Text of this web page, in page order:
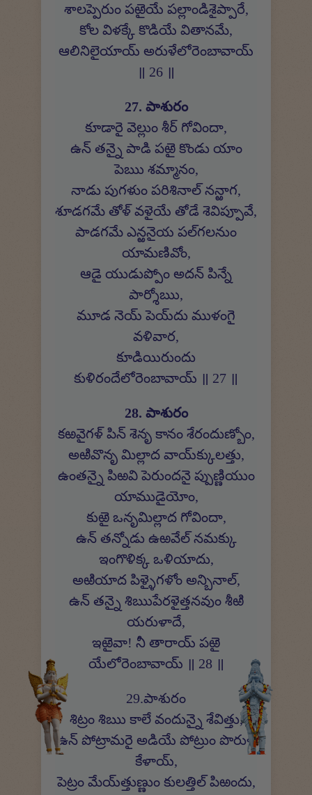
శాలప్పెరుం పఱైయే పల్లాండిశైప్పారే,
కోల విళక్కే కొడియే వితానమే,
ఆలినిలైయాయ్ అరుళేలోరెంబావాయ్
॥ 26 ॥
27. పాశురం
కూడారై వెల్లుం శీర్ గోవిందా,
ఉన్ తన్నై పాడి పఱై కొండు యాం
పెఋ శమ్మానం,
నాడు పుగళుం పరిశినాల్ నన్ఱాగ,
శూడగమే తోళ్ వళైయే తోడే శెవిప్పూవే,
పాడగమే ఎన్ఱనైయ పల్‍గలనుం
యామణివోం,
ఆడై యుడుప్పోం అదన్ పిన్నే
పార్శోఋ,
మూడ నెయ్ పెయ్‍దు ముళంగై
వళివార,
కూడియిరుందు
కుళిరందేలోరెంబావాయ్ ॥ 27 ॥
28. పాశురం
కఱవైగళ్ పిన్ శెనృ కానం శేరందుణ్బోం,
అఱివొనృ మిల్లాద వాయ్‍క్కులత్తు,
ఉంతన్నై పిఱవి పెరుందనై ప్పుణ్ణియుం
యాముడైయోం,
కుఱై ఒనృమిల్లాద గోవిందా,
ఉన్ తన్నోడు ఉఱవేల్ నమక్కు
ఇంగొళిక్క ఒళియాదు,
అఱియాద పిళ్ళైగళోం అన్బినాల్,
ఉన్ తన్నై శిఋపేరళైత్తనవుం శీఱి
యరుళాదే,
ఇఱైవా! నీ తారాయ్ పఱై
యేలోరెంబావాయ్ ॥ 28 ॥
29.పాశురం
శిట్రం శిఋ కాలే వందున్నై శేవిత్తు,
ఉన్ పోట్రామరై అడియే పోట్రుం పొరుళ్
కేళాయ్,
పెట్రం మేయ్‍త్తుణ్ణుం కులత్తిల్ పిఱందు,